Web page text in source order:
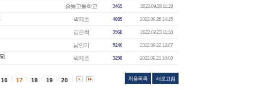
중동고등학교 3469 2022.09.28 11:18
박제호 4889 2022.09.26 14:15
김은회 3968 2022.09.23 11:18
남인기 5240 2022.09.22 12:07
박제호 3298 2022.09.21 10:08
처음목록 새로고침
16 17 18 19 20